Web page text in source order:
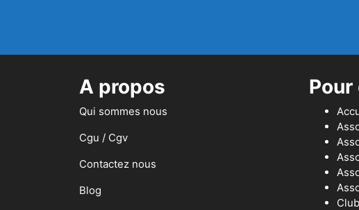
A propos
Qui sommes nous
Cgu / Cgv
Contactez nous
Blog
Pour